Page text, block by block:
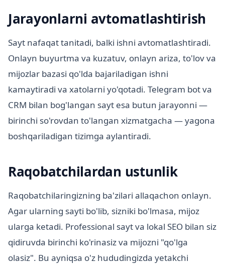
Jarayonlarni avtomatlashtirish
Sayt nafaqat tanitadi, balki ishni avtomatlashtiradi.
Onlayn buyurtma va kuzatuv, onlayn ariza, to'lov va
mijozlar bazasi qo'lda bajariladigan ishni
kamaytiradi va xatolarni yo'qotadi. Telegram bot va
CRM bilan bog'langan sayt esa butun jarayonni —
birinchi so'rovdan to'langan xizmatgacha — yagona
boshqariladigan tizimga aylantiradi.
Raqobatchilardan ustunlik
Raqobatchilaringizning ba'zilari allaqachon onlayn.
Agar ularning sayti bo'lib, sizniki bo'lmasa, mijoz
ularga ketadi. Professional sayt va lokal SEO bilan siz
qidiruvda birinchi ko'rinasiz va mijozni "qo'lga
olasiz". Bu ayniqsa o'z hududingizda yetakchi